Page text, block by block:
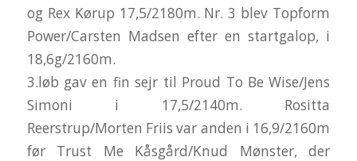
og Rex Kørup 17,5/2180m. Nr. 3 blev Topform
Power/Carsten Madsen efter en startgalop, i
18,6g/2160m.
3.løb gav en fin sejr til Proud To Be Wise/Jens
Simoni i 17,5/2140m. Rositta
Reerstrup/Morten Friis var anden i 16,9/2160m
før Trust Me Kåsgård/Knud Mønster, der